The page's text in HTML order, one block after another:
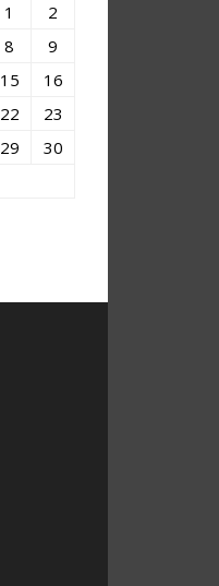
1
2
8
9
15
16
22
23
29
30